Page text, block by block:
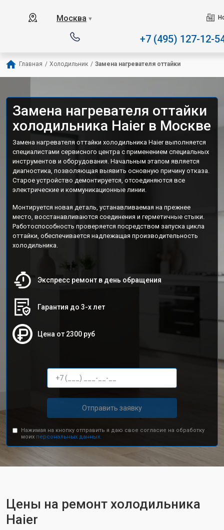
Москва ▼
+7 (495) 127-12-
Главная / Холодильник / Замена нагревателя оттайки
Замена нагревателя оттайки
холодильника Haier в Москве
Замена нагревателя оттайки холодильника Haier выполняется
специалистами сервисного центра с применением специальных
инструментов и оборудования. Начальным этапом является
диагностика, позволяющая выявить основную причину отказа.
Старое устройство демонтируется, отсоединяются все
электрические и коммуникационные линии.
Монтируется новая деталь, устанавливаемая на прежнее
место, восстанавливаются соединения и герметичные стыки.
Работоспособность проверяется посредством запуска цикла
оттайки, обеспечивается надлежащая производительность
холодильника.
Экспресс ремонт в день обращения
Гарантия до 3-х лет
Цена от 2300 руб
Отправить заявку
Нажимая на кнопку отправить я даю свое согласие на обработку
моих персональных данных.
Цены на ремонт холодильника
Haier